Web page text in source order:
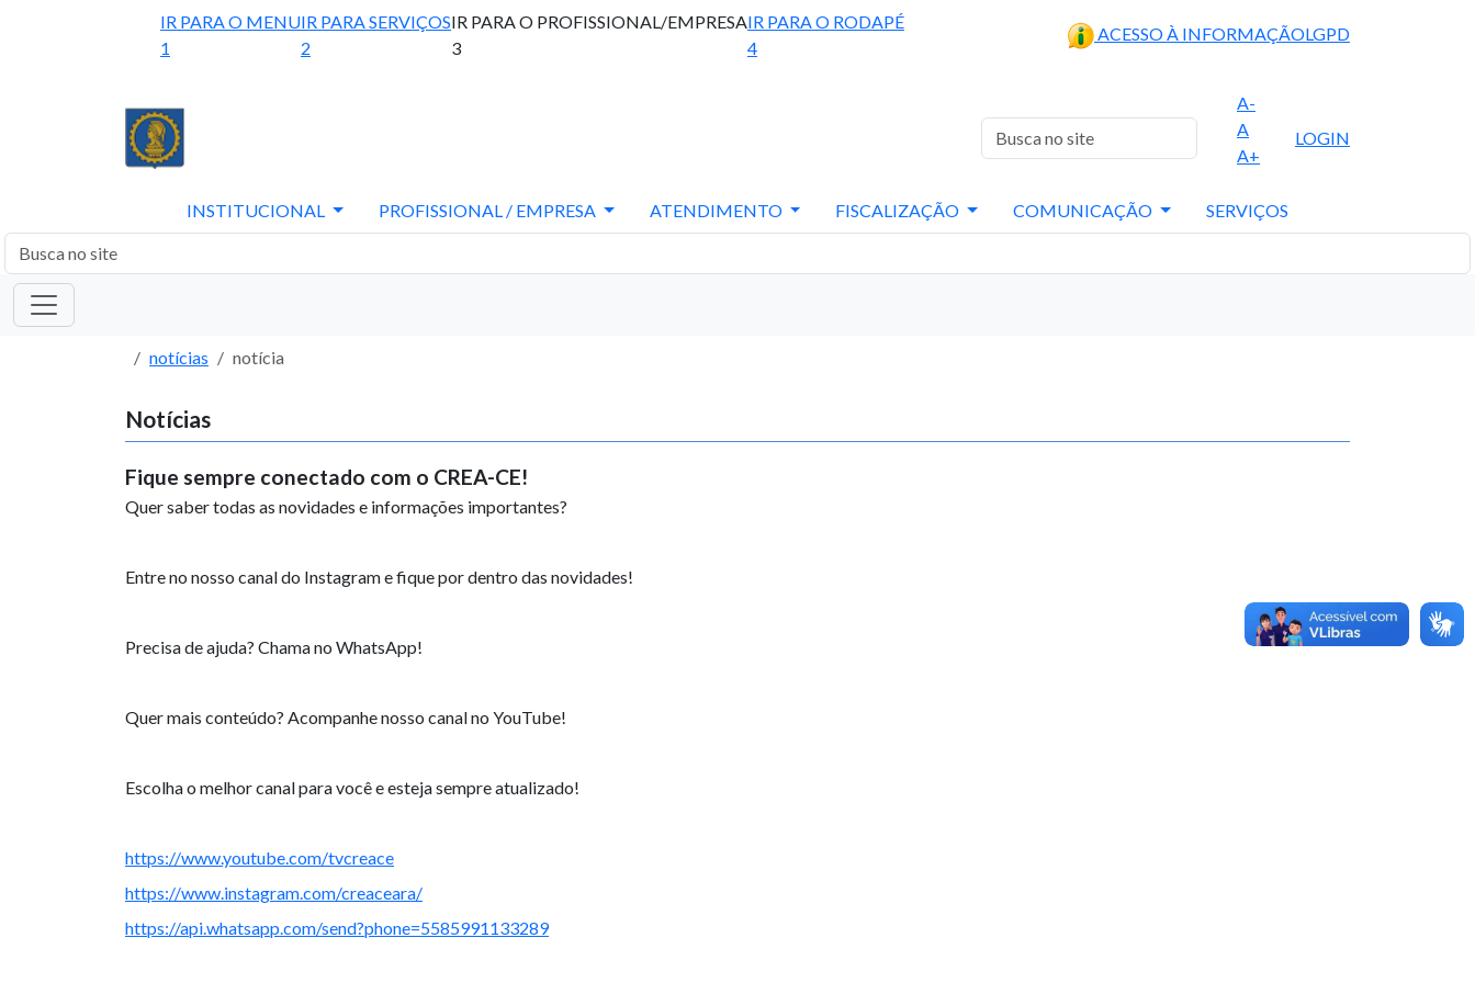
IR PARA O MENU
1
IR PARA SERVIÇOS
2
IR PARA O PROFISSIONAL/EMPRESA
3
IR PARA O RODAPÉ
4
ACESSO À INFORMAÇÃOLGPD
A-
A
A+
LOGIN
INSTITUCIONAL PROFISSIONAL / EMPRESA ATENDIMENTO FISCALIZAÇÃO COMUNICAÇÃO SERVIÇOS
notícias notícia
Notícias
Fique sempre conectado com o CREA-CE!
Quer saber todas as novidades e informações importantes?
Entre no nosso canal do Instagram e fique por dentro das novidades!
Precisa de ajuda? Chama no WhatsApp!
Quer mais conteúdo? Acompanhe nosso canal no YouTube!
Escolha o melhor canal para você e esteja sempre atualizado!
https://www.youtube.com/tvcreace
https://www.instagram.com/creaceara/
https://api.whatsapp.com/send?phone=5585991133289